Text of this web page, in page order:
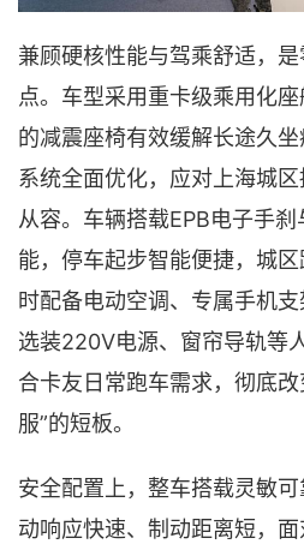
兼顾硬核性能与驾乘舒适，
点。车型采用重卡级乘用化
的减震座椅有效缓解长途久
系统全面优化，应对上海城
从容。车辆搭载EPB电子手
能，停车起步智能便捷，城
时配备电动空调、专属手机
选装220V电源、窗帘导轨等
合卡友日常跑车需求，彻底
服”的短板。
安全配置上，整车搭载灵敏
动响应快速、制动距离短，